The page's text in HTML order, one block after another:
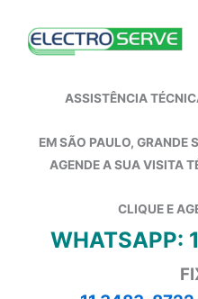
ASSISTÊNCIA
EM SÃO PAULO, GRANDE
AGENDE A SUA VISITA
CLIQUE E
WHATSAPP: